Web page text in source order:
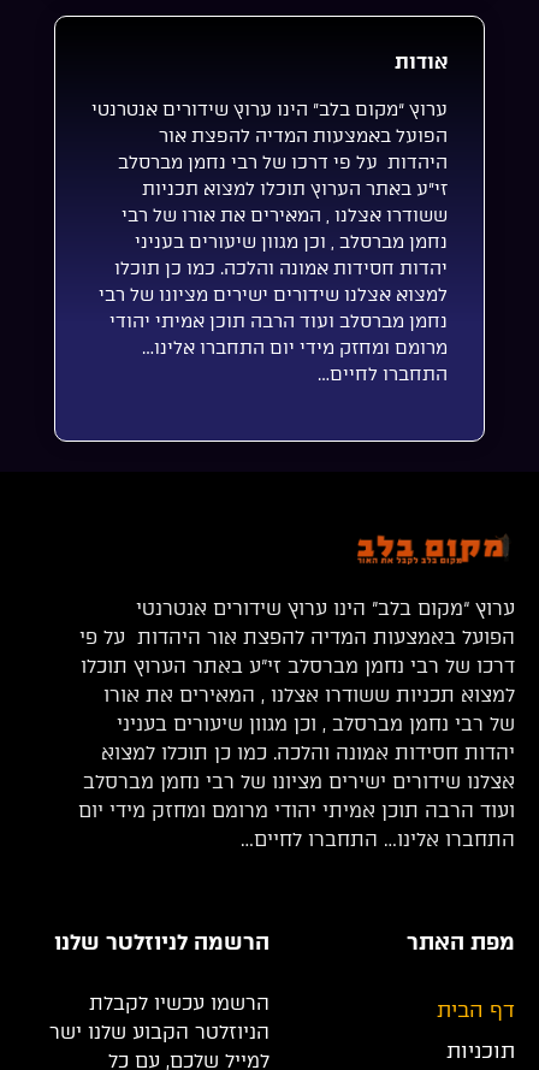
אודות
ערוץ “מקום בלב” הינו ערוץ שידורים אנטרנטי
הפועל באמצעות המדיה להפצת אור
היהדות על פי דרכו של רבי נחמן מברסלב
זי”ע באתר הערוץ תוכלו למצוא תכניות
ששודרו אצלנו , המאירים את אורו של רבי
נחמן מברסלב , וכן מגוון שיעורים בעניני
יהדות חסידות אמונה והלכה. כמו כן תוכלו
למצוא אצלנו שידורים ישירים מציונו של רבי
נחמן מברסלב ועוד הרבה תוכן אמיתי יהודי
מרומם ומחזק מידי יום התחברו אלינו…
התחברו לחיים…
ערוץ “מקום בלב” הינו ערוץ שידורים אנטרנטי
הפועל באמצעות המדיה להפצת אור היהדות על פי
דרכו של רבי נחמן מברסלב זי”ע באתר הערוץ תוכלו
למצוא תכניות ששודרו אצלנו , המאירים את אורו
של רבי נחמן מברסלב , וכן מגוון שיעורים בעניני
יהדות חסידות אמונה והלכה. כמו כן תוכלו למצוא
אצלנו שידורים ישירים מציונו של רבי נחמן מברסלב
ועוד הרבה תוכן אמיתי יהודי מרומם ומחזק מידי יום
התחברו אלינו… התחברו לחיים…
מפת האתר
דף הבית
תוכניות
הרשמה לניוזלטר שלנו
הרשמו עכשיו לקבלת
הניוזלטר הקבוע שלנו ישר
למייל שלכם, עם כל